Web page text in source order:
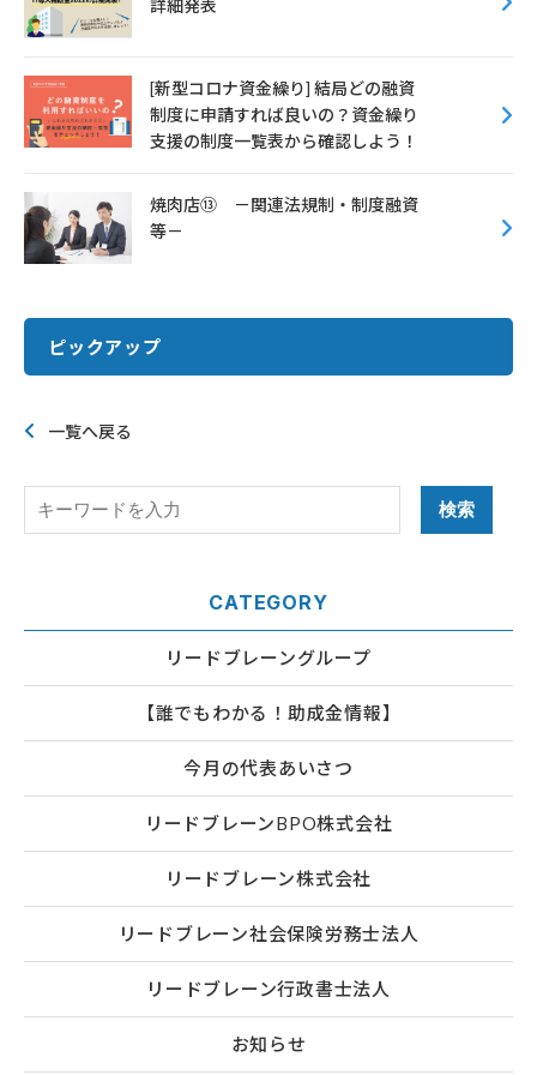
詳細発表
[新型コロナ資金繰り] 結局どの融資
制度に申請すれば良いの？資金繰り
支援の制度一覧表から確認しよう！
焼肉店⑬ －関連法規制・制度融資
等－
ピックアップ
一覧へ戻る
CATEGORY
リードブレーングループ
【誰でもわかる！助成金情報】
今月の代表あいさつ
リードブレーンBPO株式会社
リードブレーン株式会社
リードブレーン社会保険労務士法人
リードブレーン行政書士法人
お知らせ